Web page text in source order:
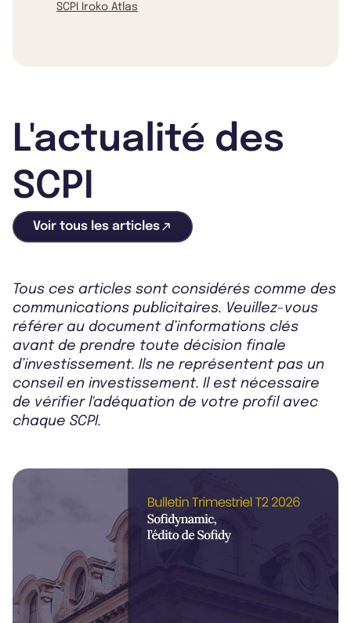
SCPI Iroko Atlas
L'actualité des
SCPI
Voir tous les articles
Tous ces articles sont considérés comme des
communications publicitaires. Veuillez-vous
référer au document d’informations clés
avant de prendre toute décision finale
d’investissement. Ils ne représentent pas un
conseil en investissement. Il est nécessaire
de vérifier l'adéquation de votre profil avec
chaque SCPI.